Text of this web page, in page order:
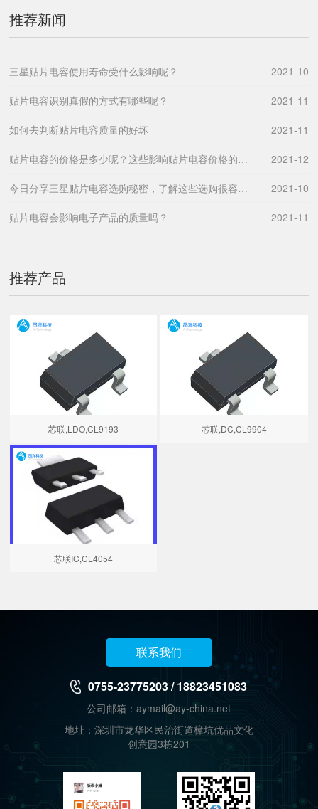
推荐新闻
三星贴片电容使用寿命受什么影响呢？ 2021-10
贴片电容识别真假的方式有哪些呢？ 2021-11
如何去判断贴片电容质量的好坏 2021-11
贴片电容的价格是多少呢？这些影响贴片电容价格的因素要了解。 2021-12
今日分享三星贴片电容选购秘密，了解这些选购很容易！ 2021-10
贴片电容会影响电子产品的质量吗？ 2021-11
推荐产品
芯联,LDO,CL9193 芯联,DC,CL9904
芯联IC,CL4054
联系我们
0755-23775203 / 18823451083
公司邮箱：aymail@ay-china.net
地址：深圳市龙华区民治街道樟坑优品文化
创意园3栋201